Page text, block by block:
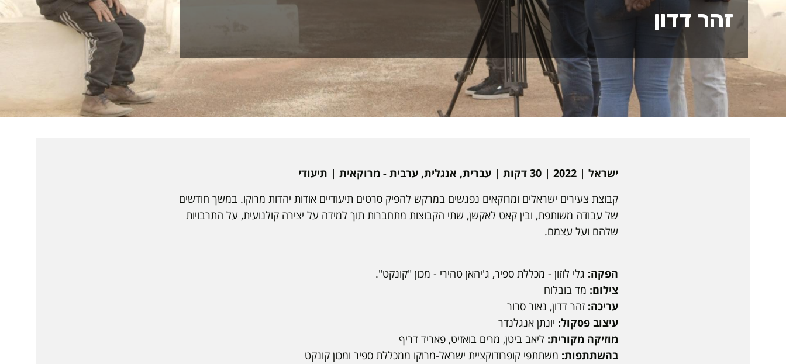
זהר דדון
ישראל | 2022 | 30 דקות | עברית, אנגלית, ערבית - מרוקאית | תיעודי
קבוצת צעירים ישראלים ומרוקאים נפגשים במרקש להפיק סרטים תיעודיים אודות יהדות מרוקו. במשך חודשים
של עבודה משותפת, ובין קאט לאקשן, שתי הקבוצות מתחברות תוך למידה על יצירה קולנועית, על התרבויות
שלהם ועל עצמם.
הפקה: גלי לוזון - מכללת ספיר, ג'יהאן טהירי - מכון "קונקט".
צילום: מד בובלוח
עריכה: זהר דדון, נאור סרור
עיצוב פסקול: יונתן אנגלנדר
מוזיקה מקורית: ליאב ביטן, מרים בואזיט, פאריד דריף
בהשתתפות: משתתפי קופרודוקציית ישראל-מרוקו ממכללת ספיר ומכון קונקט